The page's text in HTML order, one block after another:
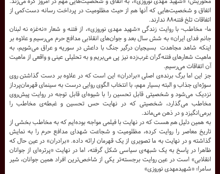
اتفاق و شخصیت‌هایی که آنها هم از حیث مظلومیت در پرداخت رسانه دست‌کمی از
اتفاقات تلخ فتنه۸۸ ندارند.
ما- مخاطب- با روایت زندگی «شهید مهدی نوروزی»، از فتنه و شعار «نه‌غزه نه لبنان
جانم فدای ایران» به شش سال بعد و جوان‌های انقلابی مدافع حرم می‌رسیم و علاوه بر
اینکه شاهد مجاهدت بسیجیان درگیر جنگ با داعش در سوریه و عراق می‌شویم، به
ماهیت شعارهای فتنه‌گران غرب‌زده نیز پی می‌بریم و به تحلیلی عینی و واقعی از ماهیت
آن اتفاقات می‌رسیم.
جز این اما برگ برنده‌ی اصلی «برادران» این است که در علاوه بر دست گذاشتن روی
سوژه‌ای جذاب و البته بسیار مهم، با انتخاب الگوی روایی درست به سینمای قهرمان‌پرداز
نزدیک می‌شود و شخصیتی قابل تحسین را با شیوه‌ای قابل توجه در روایت پیش‌روی
مخاطب می‌گذارد، شخصیتی که در نهایت حس تحسین و غبطه‌ی مخاطب را
برمی‌انگیزد و در ذهن می‌ماند.
به همین دلیل هم هست که در نهایت با فیلمی مواجه بوده‌ایم که به مخاطب بخشی از
تاریخ معاصر را روایت کرده، مظلومیت و شجاعت شهدای مدافع حرم را به نمایش
گذاشته و در نهایت به ما تصویری از یک قهرمان ارائه داده. «برادران» در عین حال که
ظاهرا در پاسخ به یک شبهه‌ی سیاسی شکل گرفته، اما در نهایت «پرتره‌ای از جوانان
انقلابی» است در عین روایت برجسته‌تر یکی از شاخص‌ترین افراد همین جوانان، شیر
سامرا؛ «شهیدمهدی نوروزی»